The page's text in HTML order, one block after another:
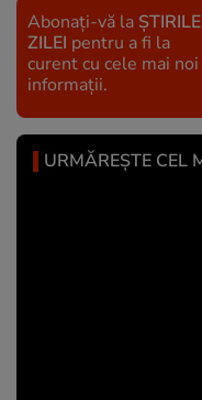
Abonați-vă la ȘTIRILE
ZILEI pentru a fi la
curent cu cele mai noi
informații.
URMĂREȘTE CEL